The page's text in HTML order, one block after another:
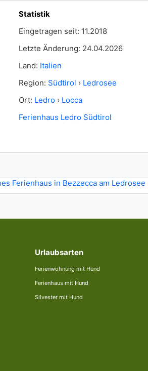
Statistik
Eingetragen seit: 11.2018
Letzte Änderung: 24.04.2026
Land: Italien
Region: Südtirol › Ledrosee
Ort: Ledro› Locca
Ferienhaus Ledro Südtirol
Ferienhaus in Bezzecca am Ledrosee
Urlaubsarten
Ferienwohnung mit Hund
Ferienhaus mit Hund
Silvester mit Hund